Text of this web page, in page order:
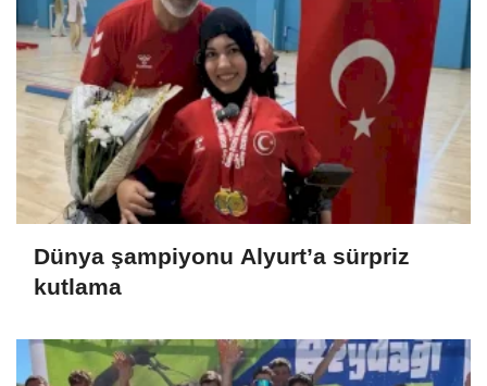
Dünya şampiyonu Alyurt’a sürpriz
kutlama